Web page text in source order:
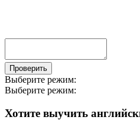
Проверить
Выберите режим:
Выберите режим:
Хотите выучить